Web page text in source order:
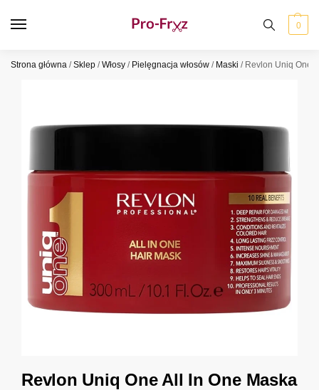
0
Strona główna /Sklep /Włosy / Pielęgnacja włosów / Maski / Revlon Uniq One
Revlon Uniq One All In One Maska